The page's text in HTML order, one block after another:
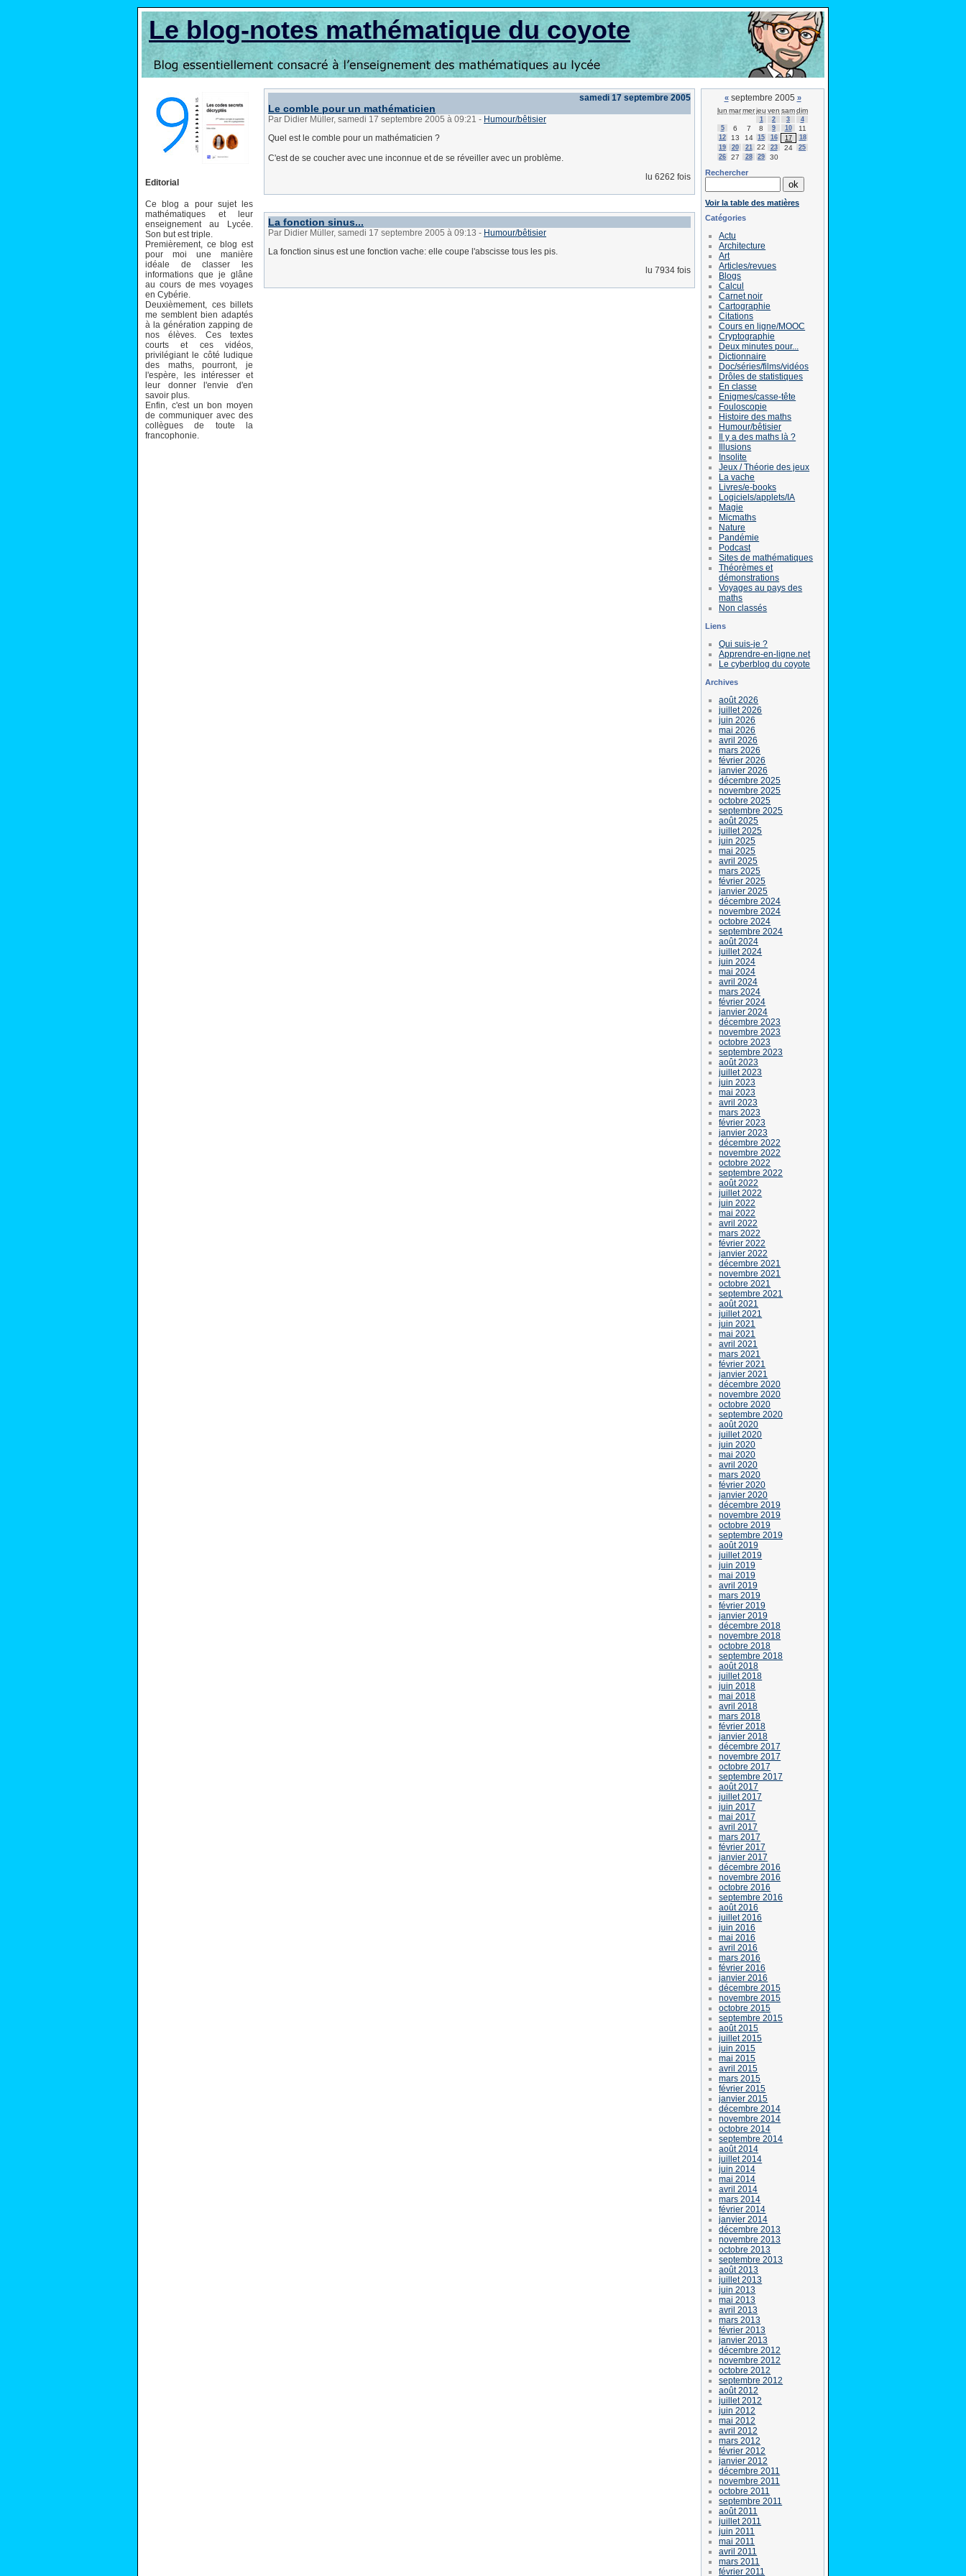
Le blog-notes mathématique du coyote
Editorial
Ce blog a pour sujet les
mathématiques et leur
enseignement au Lycée.
Son but est triple.
Premièrement, ce blog est
pour moi une manière
idéale de classer les
informations que je glâne
au cours de mes voyages
en Cybérie.
Deuxièmement, ces billets
me semblent bien adaptés
à la génération zapping de
nos élèves. Ces textes
courts et ces vidéos,
privilégiant le côté ludique
des maths, pourront, je
l'espère, les intéresser et
leur donner l'envie d'en
savoir plus.
Enfin, c'est un bon moyen
de communiquer avec des
collègues de toute la
francophonie.
samedi 17 septembre 2005
Le comble pour un mathématicien
Par Didier Müller, samedi 17 septembre 2005 à 09:21 - Humour/bêtisier
Quel est le comble pour un mathématicien ?
C'est de se coucher avec une inconnue et de se réveiller avec un problème.
lu 6262 fois
La fonction sinus...
Par Didier Müller, samedi 17 septembre 2005 à 09:13 - Humour/bêtisier
La fonction sinus est une fonction vache: elle coupe l'abscisse tous les pis.
lu 7934 fois
«septembre 2005 »
lun marmerjeu ven samdim
1 2 3
4
5
6 7 8 9 10 11
12 13 14 15 16 17
18
19
20 21 22 23 24
25
26
27 28 29 30
Rechercher
Voir la table des matières
Catégories
Actu
Architecture
Art
Articles/revues
Blogs
Calcul
Carnet noir
Cartographie
Citations
Cours en ligne/MOOC
Cryptographie
Deux minutes pour...
Dictionnaire
Doc/séries/films/vidéos
Drôles de statistiques
En classe
Enigmes/casse-tête
Fouloscopie
Histoire des maths
Humour/bêtisier
Il y a des maths là ?
Illusions
Insolite
Jeux / Théorie des jeux
La vache
Livres/e-books
Logiciels/applets/IA
Magie
Micmaths
Nature
Pandémie
Podcast
Sites de mathématiques
Théorèmes et
démonstrations
Voyages au pays des
maths
Non classés
Liens
Qui suis-je ?
Apprendre-en-ligne.net
Le cyberblog du coyote
Archives
août 2026
juillet 2026
juin 2026
mai 2026
avril 2026
mars 2026
février 2026
janvier 2026
décembre 2025
novembre 2025
octobre 2025
septembre 2025
août 2025
juillet 2025
juin 2025
mai 2025
avril 2025
mars 2025
février 2025
janvier 2025
décembre 2024
novembre 2024
octobre 2024
septembre 2024
août 2024
juillet 2024
juin 2024
mai 2024
avril 2024
mars 2024
février 2024
janvier 2024
décembre 2023
novembre 2023
octobre 2023
septembre 2023
août 2023
juillet 2023
juin 2023
mai 2023
avril 2023
mars 2023
février 2023
janvier 2023
décembre 2022
novembre 2022
octobre 2022
septembre 2022
août 2022
juillet 2022
juin 2022
mai 2022
avril 2022
mars 2022
février 2022
janvier 2022
décembre 2021
novembre 2021
octobre 2021
septembre 2021
août 2021
juillet 2021
juin 2021
mai 2021
avril 2021
mars 2021
février 2021
janvier 2021
décembre 2020
novembre 2020
octobre 2020
septembre 2020
août 2020
juillet 2020
juin 2020
mai 2020
avril 2020
mars 2020
février 2020
janvier 2020
décembre 2019
novembre 2019
octobre 2019
septembre 2019
août 2019
juillet 2019
juin 2019
mai 2019
avril 2019
mars 2019
février 2019
janvier 2019
décembre 2018
novembre 2018
octobre 2018
septembre 2018
août 2018
juillet 2018
juin 2018
mai 2018
avril 2018
mars 2018
février 2018
janvier 2018
décembre 2017
novembre 2017
octobre 2017
septembre 2017
août 2017
juillet 2017
juin 2017
mai 2017
avril 2017
mars 2017
février 2017
janvier 2017
décembre 2016
novembre 2016
octobre 2016
septembre 2016
août 2016
juillet 2016
juin 2016
mai 2016
avril 2016
mars 2016
février 2016
janvier 2016
décembre 2015
novembre 2015
octobre 2015
septembre 2015
août 2015
juillet 2015
juin 2015
mai 2015
avril 2015
mars 2015
février 2015
janvier 2015
décembre 2014
novembre 2014
octobre 2014
septembre 2014
août 2014
juillet 2014
juin 2014
mai 2014
avril 2014
mars 2014
février 2014
janvier 2014
décembre 2013
novembre 2013
octobre 2013
septembre 2013
août 2013
juillet 2013
juin 2013
mai 2013
avril 2013
mars 2013
février 2013
janvier 2013
décembre 2012
novembre 2012
octobre 2012
septembre 2012
août 2012
juillet 2012
juin 2012
mai 2012
avril 2012
mars 2012
février 2012
janvier 2012
décembre 2011
novembre 2011
octobre 2011
septembre 2011
août 2011
juillet 2011
juin 2011
mai 2011
avril 2011
mars 2011
février 2011